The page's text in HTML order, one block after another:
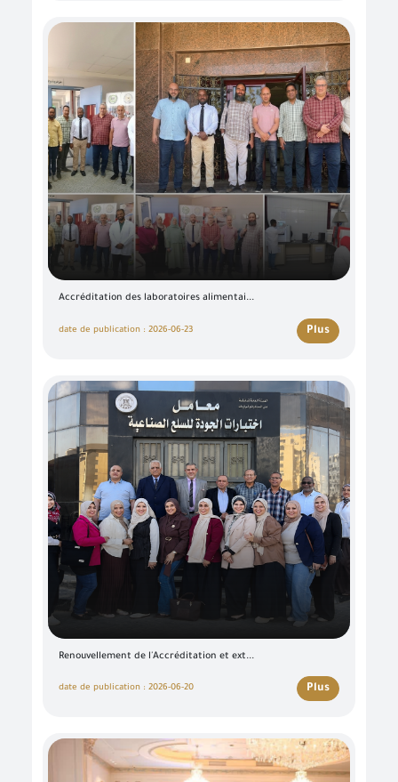
Accréditation des laboratoires alimentai...
date de publication : 2026-06-23 Plus
Renouvellement de l'Accréditation et ext...
date de publication : 2026-06-20 Plus